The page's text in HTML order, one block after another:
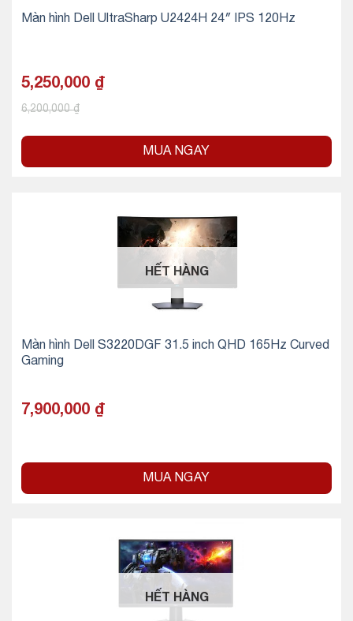
Màn hình Dell UltraSharp U2424H 24″ IPS 120Hz
5,250,000 ₫
6,200,000₫
MUA NGAY
HẾT HÀNG
Màn hình Dell S3220DGF 31.5 inch QHD 165Hz Curved
Gaming
7,900,000 ₫
MUA NGAY
HẾT HÀNG